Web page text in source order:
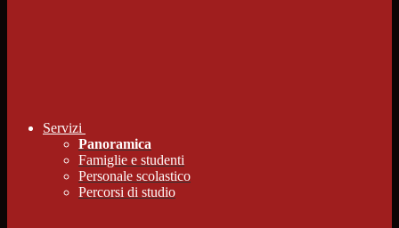
Servizi
Panoramica
Famiglie e studenti
Personale scolastico
Percorsi di studio